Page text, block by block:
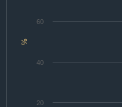
%
20
40
60